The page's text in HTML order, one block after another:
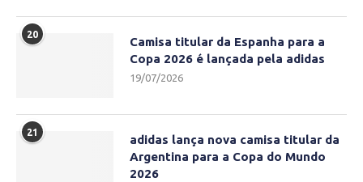
20
Camisa titular da Espanha para a
Copa 2026 é lançada pela adidas
19/07/2026
21
adidas lança nova camisa titular da
Argentina para a Copa do Mundo
2026